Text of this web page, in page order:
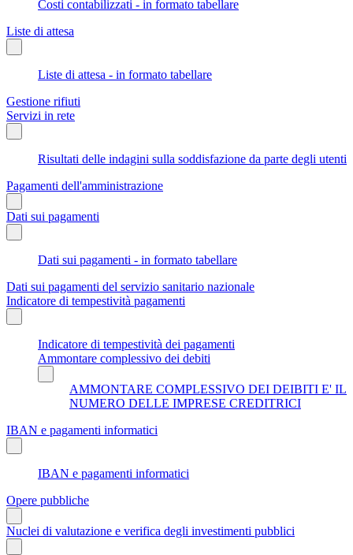
Costi contabilizzati - in formato tabellare
Liste di attesa
Liste di attesa - in formato tabellare
Gestione rifiuti
Servizi in rete
Risultati delle indagini sulla soddisfazione da parte degli utenti
Pagamenti dell'amministrazione
Dati sui pagamenti
Dati sui pagamenti - in formato tabellare
Dati sui pagamenti del servizio sanitario nazionale
Indicatore di tempestività pagamenti
Indicatore di tempestività dei pagamenti
Ammontare complessivo dei debiti
AMMONTARE COMPLESSIVO DEI DEIBITI E' IL
NUMERO DELLE IMPRESE CREDITRICI
IBAN e pagamenti informatici
IBAN e pagamenti informatici
Opere pubbliche
Nuclei di valutazione e verifica degli investimenti pubblici